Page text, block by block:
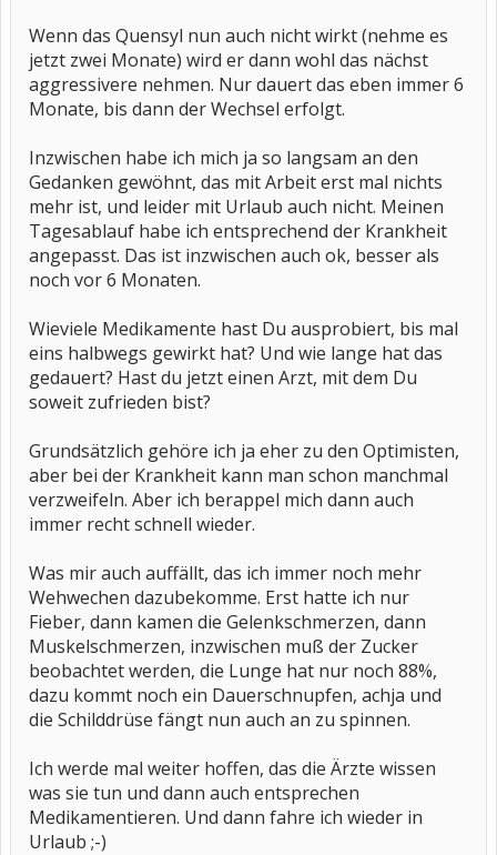
Wenn das Quensyl nun auch nicht wirkt (nehme es
jetzt zwei Monate) wird er dann wohl das nächst
aggressivere nehmen. Nur dauert das eben immer 6
Monate, bis dann der Wechsel erfolgt.
Inzwischen habe ich mich ja so langsam an den
Gedanken gewöhnt, das mit Arbeit erst mal nichts
mehr ist, und leider mit Urlaub auch nicht. Meinen
Tagesablauf habe ich entsprechend der Krankheit
angepasst. Das ist inzwischen auch ok, besser als
noch vor 6 Monaten.
Wieviele Medikamente hast Du ausprobiert, bis mal
eins halbwegs gewirkt hat? Und wie lange hat das
gedauert? Hast du jetzt einen Arzt, mit dem Du
soweit zufrieden bist?
Grundsätzlich gehöre ich ja eher zu den Optimisten,
aber bei der Krankheit kann man schon manchmal
verzweifeln. Aber ich berappel mich dann auch
immer recht schnell wieder.
Was mir auch auffällt, das ich immer noch mehr
Wehwechen dazubekomme. Erst hatte ich nur
Fieber, dann kamen die Gelenkschmerzen, dann
Muskelschmerzen, inzwischen muß der Zucker
beobachtet werden, die Lunge hat nur noch 88%,
dazu kommt noch ein Dauerschnupfen, achja und
die Schilddrüse fängt nun auch an zu spinnen.
Ich werde mal weiter hoffen, das die Ärzte wissen
was sie tun und dann auch entsprechen
Medikamentieren. Und dann fahre ich wieder in
Urlaub ;-)